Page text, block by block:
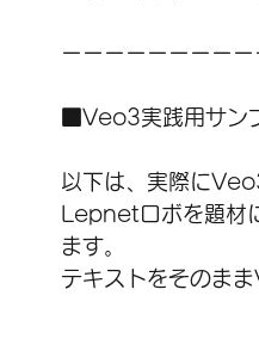
ーーーーーーーーー
■Veo3実践用サン
以下は、実際に
Lepnetロボを題材
ます。
テキストをそのま